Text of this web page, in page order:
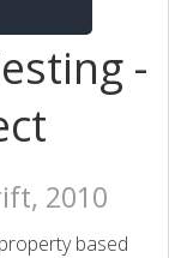
-
2010
based